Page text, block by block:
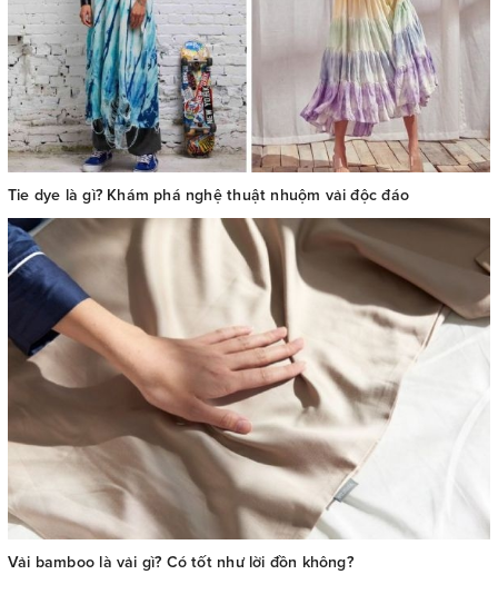
Tie dye là gì? Khám phá nghệ thuật nhuộm vải độc đáo
Vải bamboo là vải gì? Có tốt như lời đồn không?